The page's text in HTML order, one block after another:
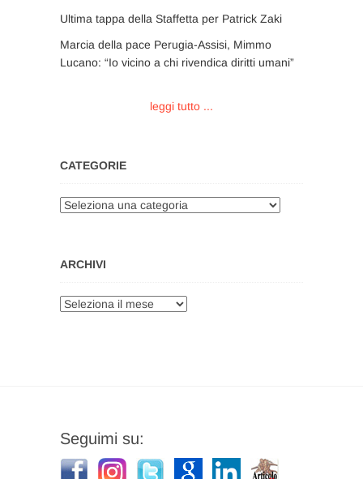
Ultima tappa della Staffetta per Patrick Zaki
Marcia della pace Perugia-Assisi, Mimmo
Lucano: “Io vicino a chi rivendica diritti umani”
leggi tutto ...
CATEGORIE
Categorie
ARCHIVI
Archivi
Seguimi su: